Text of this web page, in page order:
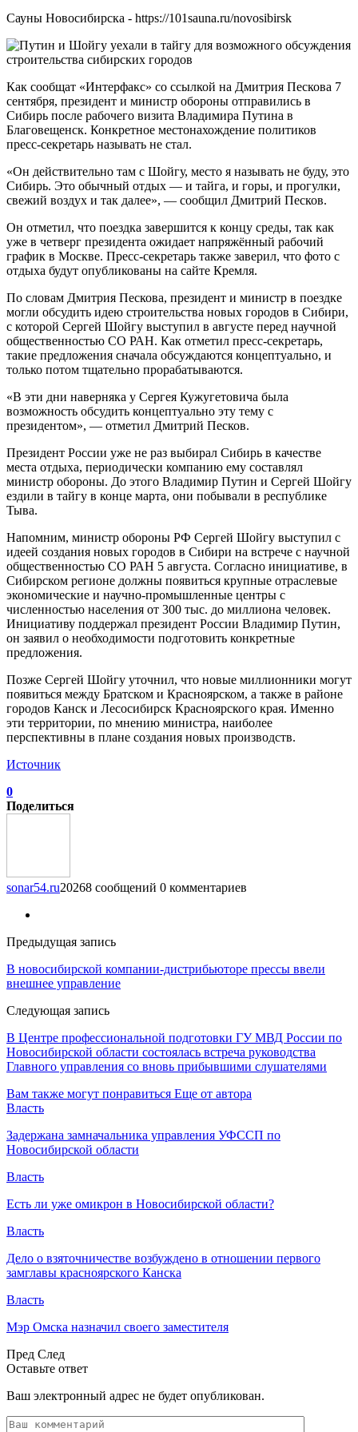
Сауны Новосибирска - https://101sauna.ru/novosibirsk
Как сообщат «Интерфакс» со ссылкой на Дмитрия Пескова 7
сентября, президент и министр обороны отправились в
Сибирь после рабочего визита Владимира Путина в
Благовещенск. Конкретное местонахождение политиков
пресс-секретарь называть не стал.
«Он действительно там с Шойгу, место я называть не буду, это
Сибирь. Это обычный отдых — и тайга, и горы, и прогулки,
свежий воздух и так далее», — сообщил Дмитрий Песков.
Он отметил, что поездка завершится к концу среды, так как
уже в четверг президента ожидает напряжённый рабочий
график в Москве. Пресс-секретарь также заверил, что фото с
отдыха будут опубликованы на сайте Кремля.
По словам Дмитрия Пескова, президент и министр в поездке
могли обсудить идею строительства новых городов в Сибири,
с которой Сергей Шойгу выступил в августе перед научной
общественностью СО РАН. Как отметил пресс-секретарь,
такие предложения сначала обсуждаются концептуально, и
только потом тщательно прорабатываются.
«В эти дни наверняка у Сергея Кужугетовича была
возможность обсудить концептуально эту тему с
президентом», — отметил Дмитрий Песков.
Президент России уже не раз выбирал Сибирь в качестве
места отдыха, периодически компанию ему составлял
министр обороны. До этого Владимир Путин и Сергей Шойгу
ездили в тайгу в конце марта, они побывали в республике
Тыва.
Напомним, министр обороны РФ Сергей Шойгу выступил с
идеей создания новых городов в Сибири на встрече с научной
общественностью СО РАН 5 августа. Согласно инициативе, в
Сибирском регионе должны появиться крупные отраслевые
экономические и научно-промышленные центры с
численностью населения от 300 тыс. до миллиона человек.
Инициативу поддержал президент России Владимир Путин,
он заявил о необходимости подготовить конкретные
предложения.
Позже Сергей Шойгу уточнил, что новые миллионники могут
появиться между Братском и Красноярском, а также в районе
городов Канск и Лесосибирск Красноярского края. Именно
эти территории, по мнению министра, наиболее
перспективны в плане создания новых производств.
Источник
0
Поделиться
sonar54.ru20268 сообщений 0 комментариев
Предыдущая запись
В новосибирской компании-дистрибьюторе прессы ввели
внешнее управление
Следующая запись
В Центре профессиональной подготовки ГУ МВД России по
Новосибирской области состоялась встреча руководства
Главного управления со вновь прибывшими слушателями
Вам также могут понравиться Еще от автора
Власть
Задержана замначальника управления УФССП по
Новосибирской области
Власть
Есть ли уже омикрон в Новосибирской области?
Власть
Дело о взяточничестве возбуждено в отношении первого
замглавы красноярского Канска
Власть
Мэр Омска назначил своего заместителя
Пред След
Оставьте ответ
Ваш электронный адрес не будет опубликован.